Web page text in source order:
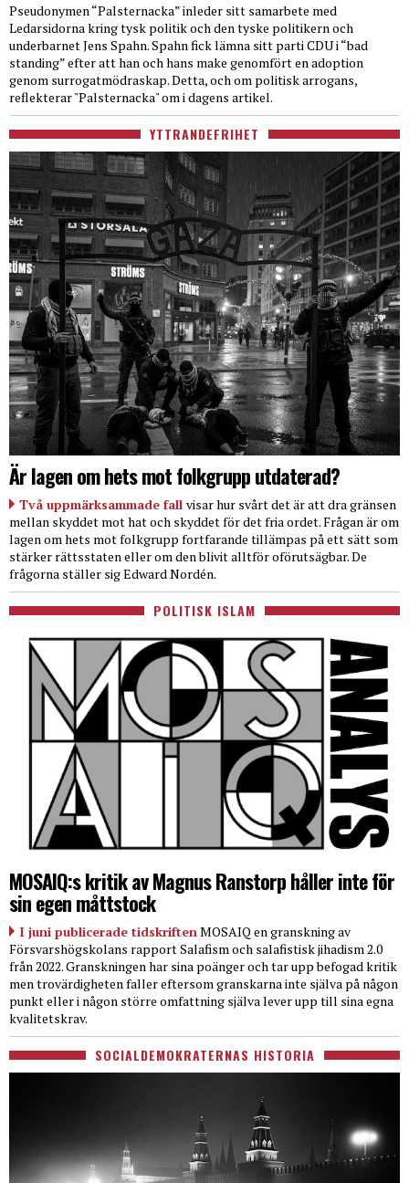
Pseudonymen “Palsternacka” inleder sitt samarbete med
Ledarsidorna kring tysk politik och den tyske politikern och
underbarnet Jens Spahn. Spahn fick lämna sitt parti CDU i “bad
standing” efter att han och hans make genomfört en adoption
genom surrogatmödraskap. Detta, och om politisk arrogans,
reflekterar "Palsternacka" om i dagens artikel.
YTTRANDEFRIHET
Är lagen om hets mot folkgrupp utdaterad?
Två uppmärksammade fall visar hur svårt det är att dra gränsen
mellan skyddet mot hat och skyddet för det fria ordet. Frågan är om
lagen om hets mot folkgrupp fortfarande tillämpas på ett sätt som
stärker rättsstaten eller om den blivit alltför oförutsägbar. De
frågorna ställer sig Edward Nordén.
POLITISK ISLAM
MOSAIQ:s kritik av Magnus Ranstorp håller inte för
sin egen måttstock
I juni publicerade tidskriftenMOSAIQ en granskning av
Försvarshögskolans rapport Salafism och salafistisk jihadism 2.0
från 2022. Granskningen har sina poänger och tar upp befogad kritik
men trovärdigheten faller eftersom granskarna inte själva på någon
punkt eller i någon större omfattning själva lever upp till sina egna
kvalitetskrav.
SOCIALDEMOKRATERNAS HISTORIA